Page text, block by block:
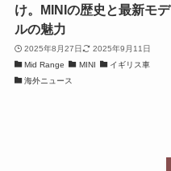
け。MINIの歴史と最新モデ
ルの魅力
2025年8月27日
2025年9月11日
Mid Range
MINI
イギリス車
海外ニュース